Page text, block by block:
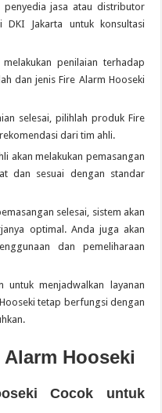
penyedia jasa atau distributor
Jakarta untuk konsultasi
penilaian terhadap
dan jenis Fire Alarm Hooseki
selesai, pilihlah produk Fire
dari tim ahli.
akan melakukan pemasangan
dan sesuai dengan standar
selesai, sistem akan
optimal. Anda juga akan
dan pemeliharaan
untuk menjadwalkan layanan
tetap berfungsi dengan
Hooseki
Cocok untuk